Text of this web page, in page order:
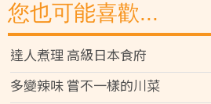
您也可能喜歡...
達人煮理 高級日本食府
多變辣味 嘗不一樣的川菜